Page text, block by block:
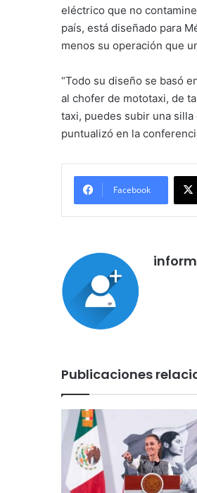
eléctrico que no
país, está diseñado para
menos su operación que
“Todo su diseño se basó
al chofer de mototaxi, de
taxi, puedes subir una
puntualizó en la
Facebook
Publicaciones